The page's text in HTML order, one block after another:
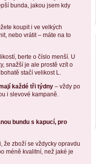
bunda, jakou jsem kdy
koupit i ve velkých
nebo vrátit – máte na to
berte o číslo menší. U
snažší je ale prostě vzít o
stačí velikost L.
každé tři týdny – vždy po
i slevové kampaně.
bundu s kapucí, pro
že zboží se vždycky opravdu
méně kvalitní, než jaké je